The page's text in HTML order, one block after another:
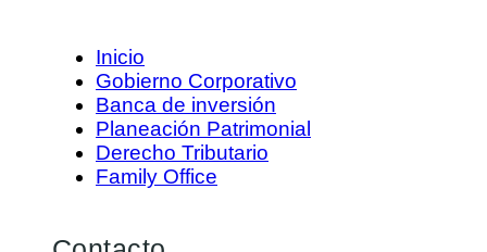
Inicio
Gobierno Corporativo
Banca de inversión
Planeación Patrimonial
Derecho Tributario
Family Office